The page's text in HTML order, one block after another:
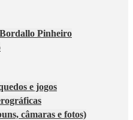
Pinheiro
e jogos
câmaras e fotos)